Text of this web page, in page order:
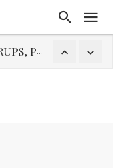
Laporan Keuangan Diterima Dalam RUPS, Pelaporan Hingga Penahanan Mantan Direktur PT GKS Dinilai Rancu